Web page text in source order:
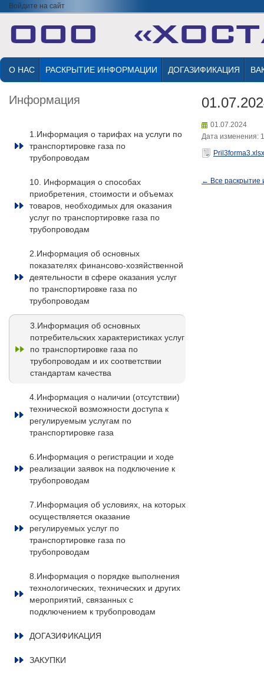
Войдите на сайт
О НАС РАСКРЫТИЕ ИНФОРМАЦИИ ДОГАЗИФИКАЦИЯ
Информация
1.Информация о тарифах на услуги по
транспортировке газа по
трубопроводам
10. Информация о способах
приобретения, стоимости и объемах
товаров, необходимых для оказания
услуг по транспортировке газа по
трубопроводам
2.Информация об основных
показателях финансово-хозяйственной
деятельности в сфере оказания услуг
по транспортировке газа по
трубопроводам
3.Информация об основных
потребительских характеристиках услуг
по транспортировке газа по
трубопроводам и их соответствии
стандартам качества
4.Информация о наличии (отсутствии)
технической возможности доступа к
регулируемым услугам по
транспортировке газа
6.Информация о регистрации и ходе
реализации заявок на подключение к
трубопроводам
7.Информация об условиях, на которых
осуществляется оказание
регулируемых услуг по
транспортировке газа по
трубопроводам
8.Информация о порядке выполнения
технологических, технических и других
мероприятий, связанных с
подключением к трубопроводам
ДОГАЗИФИКАЦИЯ
ЗАКУПКИ
01.07.2024
Дата изменения:
Pril3forma3.xlsx
← Все раскрытие